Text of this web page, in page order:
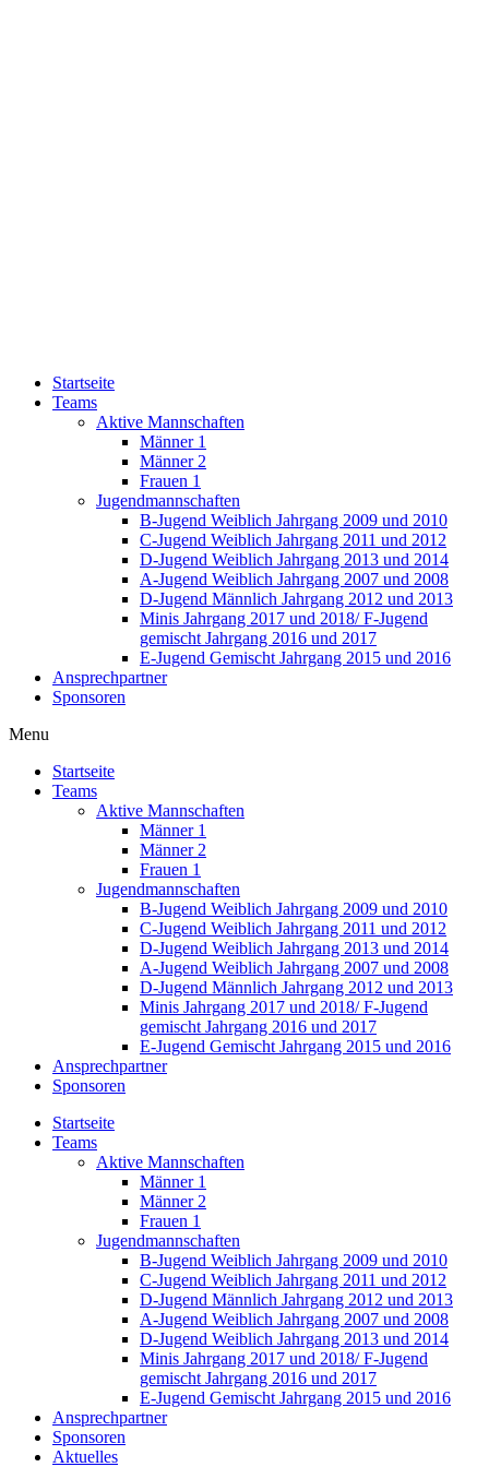
Startseite
Teams
Aktive Mannschaften
Männer 1
Männer 2
Frauen 1
Jugendmannschaften
B-Jugend Weiblich Jahrgang 2009 und 2010
C-Jugend Weiblich Jahrgang 2011 und 2012
D-Jugend Weiblich Jahrgang 2013 und 2014
A-Jugend Weiblich Jahrgang 2007 und 2008
D-Jugend Männlich Jahrgang 2012 und 2013
Minis Jahrgang 2017 und 2018/ F-Jugend
gemischt Jahrgang 2016 und 2017
E-Jugend Gemischt Jahrgang 2015 und 2016
Ansprechpartner
Sponsoren
Menu
Startseite
Teams
Aktive Mannschaften
Männer 1
Männer 2
Frauen 1
Jugendmannschaften
B-Jugend Weiblich Jahrgang 2009 und 2010
C-Jugend Weiblich Jahrgang 2011 und 2012
D-Jugend Weiblich Jahrgang 2013 und 2014
A-Jugend Weiblich Jahrgang 2007 und 2008
D-Jugend Männlich Jahrgang 2012 und 2013
Minis Jahrgang 2017 und 2018/ F-Jugend
gemischt Jahrgang 2016 und 2017
E-Jugend Gemischt Jahrgang 2015 und 2016
Ansprechpartner
Sponsoren
Startseite
Teams
Aktive Mannschaften
Männer 1
Männer 2
Frauen 1
Jugendmannschaften
B-Jugend Weiblich Jahrgang 2009 und 2010
C-Jugend Weiblich Jahrgang 2011 und 2012
D-Jugend Männlich Jahrgang 2012 und 2013
A-Jugend Weiblich Jahrgang 2007 und 2008
D-Jugend Weiblich Jahrgang 2013 und 2014
Minis Jahrgang 2017 und 2018/ F-Jugend
gemischt Jahrgang 2016 und 2017
E-Jugend Gemischt Jahrgang 2015 und 2016
Ansprechpartner
Sponsoren
Aktuelles